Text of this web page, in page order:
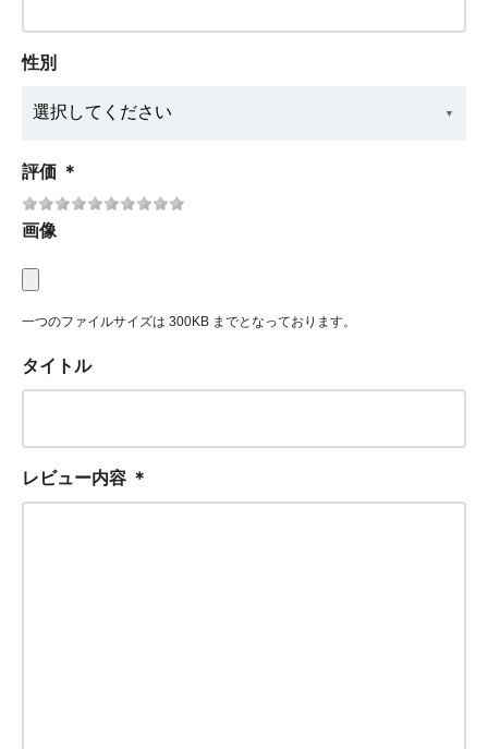
性別
評価 ＊
画像
一つのファイルサイズは 300KB までとなっております。
タイトル
レビュー内容 ＊